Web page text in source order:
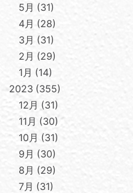
5月
31
4月
28
3月
31
2月
29
1月
14
2023 355
12月
31
11月
30
10月
31
9月
30
8月
29
7月
31